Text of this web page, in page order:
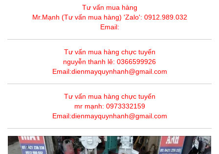
Tư vấn mua hàng
Mr.Mạnh (Tư vấn mua hàng) 'Zalo': 0912.989.032
Email:
Tư vấn mua hàng chực tuyến
nguyễn thanh lê: 0366599926
Email:dienmayquynhanh@gmail.com
Tư vấn mua hàng chực tuyến
mr mạnh: 0973332159
Email:dienmayquynhanh@gmail.com